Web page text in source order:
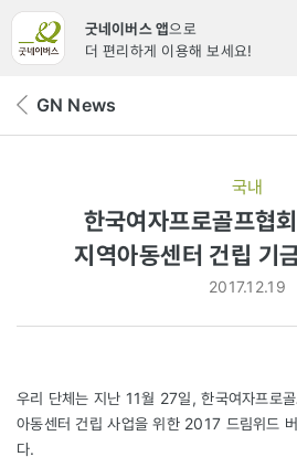
굿네이버스 앱으로
더 편리하게 이용해 보세요!
뒤 GN News
국내
한국여자프로골프협
지역아동센터 건립 기
2017.12.19
우리 단체는 지난 11월 27일, 한국여자프로
아동센터 건립 사업을 위한 2017 드림위드
다.